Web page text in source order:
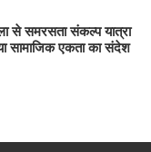
से समरसता संकल्प यात्रा
सामाजिक एकता का संदेश